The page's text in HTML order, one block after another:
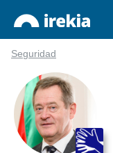
Seguridad